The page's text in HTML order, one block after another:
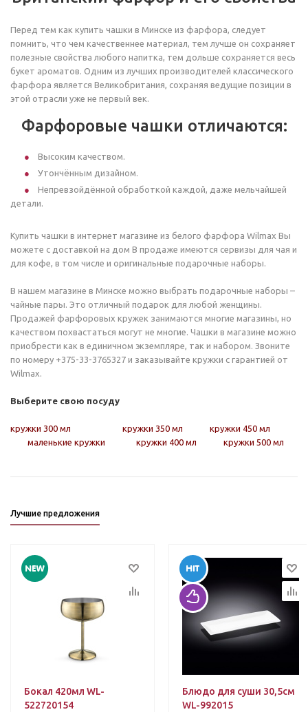
Перед тем как купить чашки в Минске из фарфора, следует
помнить, что чем качественнее материал, тем лучше он сохраняет
полезные свойства любого напитка, тем дольше сохраняется весь
букет ароматов. Одним из лучших производителей классического
фарфора является Великобритания, сохраняя ведущие позиции в
этой отрасли уже не первый век.
Фарфоровые чашки отличаются:
Высоким качеством.
Утончённым дизайном.
Непревзойдённой обработкой каждой, даже мельчайшей
детали.
Купить чашки в интернет магазине из белого фарфора Wilmax Вы
можете с доставкой на дом В продаже имеются сервизы для чая и
для кофе, в том числе и оригинальные подарочные наборы.
В нашем магазине в Минске можно выбрать подарочные наборы –
чайные пары. Это отличный подарок для любой женщины.
Продажей фарфоровых кружек занимаются многие магазины, но
качеством похвастаться могут не многие. Чашки в магазине можно
приобрести как в единичном экземпляре, так и набором. Звоните
по номеру +375-33-3765327 и заказывайте кружки с гарантией от
Wilmax.
Выберите свою посуду
кружки 300 мл кружки 350 мл
кружки 450 мл
маленькие кружки
кружки 400 мл кружки 500 мл
Лучшие предложения
Бокал 420мл WL-
522720154
Блюдо для суши 30,5см
WL-992015